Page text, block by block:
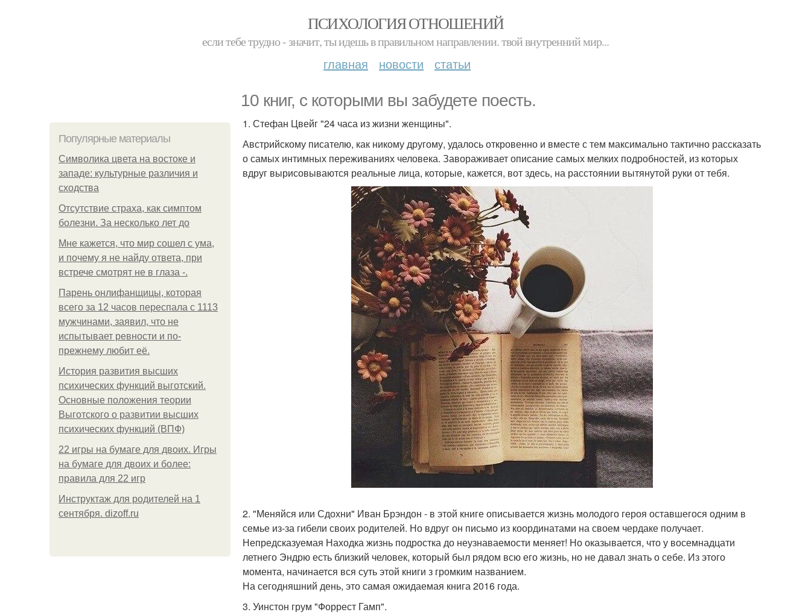
ПСИХОЛОГИЯ ОТНОШЕНИЙ
если тебе трудно - значит, ты идешь в правильном направлении. твой внутренний мир...
главная новости статьи
10 книг, с которыми вы забудете поесть.
Популярные материалы
Символика цвета на востоке и
западе: культурные различия и
сходства
Отсутствие страха, как симптом
болезни. За несколько лет до
Мне кажется, что мир сошел с ума,
и почему я не найду ответа, при
встрече смотрят не в глаза -.
Парень онлифанщицы, которая
всего за 12 часов переспала с 1113
мужчинами, заявил, что не
испытывает ревности и по-
прежнему любит её.
История развития высших
психических функций выготский.
Основные положения теории
Выготского о развитии высших
психических функций (ВПФ)
22 игры на бумаге для двоих. Игры
на бумаге для двоих и более:
правила для 22 игр
Инструктаж для родителей на 1
сентября. dizoff.ru
1. Стефан Цвейг "24 часа из жизни женщины".
Австрийскому писателю, как никому другому, удалось откровенно и вместе с тем максимально тактично рассказать
о самых интимных переживаниях человека. Завораживает описание самых мелких подробностей, из которых
вдруг вырисовываются реальные лица, которые, кажется, вот здесь, на расстоянии вытянутой руки от тебя.
2. "Меняйся или Сдохни" Иван Брэндон - в этой книге описывается жизнь молодого героя оставшегося одним в
семье из-за гибели своих родителей. Но вдруг он письмо из координатами на своем чердаке получает.
Непредсказуемая Находка жизнь подростка до неузнаваемости меняет! Но оказывается, что у восемнадцати
летнего Эндрю есть близкий человек, который был рядом всю его жизнь, но не давал знать о себе. Из этого
момента, начинается вся суть этой книги з громким названием.
На сегодняшний день, это самая ожидаемая книга 2016 года.
3. Уинстон грум "Форрест Гамп".